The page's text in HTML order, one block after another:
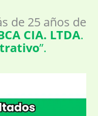
de 25 años de
CIA. LTDA.
”.